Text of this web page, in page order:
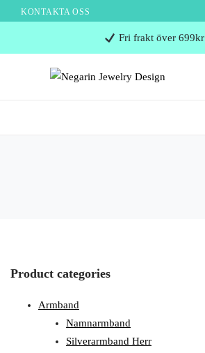
KONTAKTA OSS
Fri frakt över 699kr
Product categories
Armband
Namnarmband
Silverarmband Herr